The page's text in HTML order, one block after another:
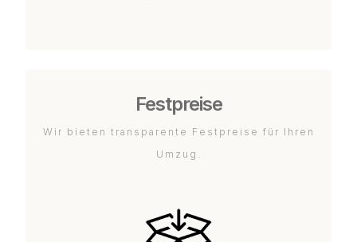
Festpreise
Wir bieten transparente Festpreise für Ihren
Umzug.